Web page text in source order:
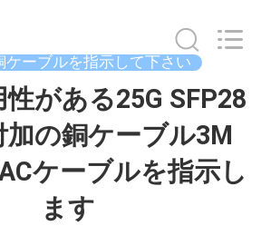
ケーブルを指示して下さい
がある25G SFP28
加の銅ケーブル3M
ケーブルを指示し
ます